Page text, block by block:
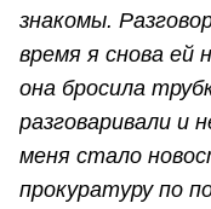
знакомы.
время я снова ей
она бросила
разговаривали и
меня стало
прокуратуру по